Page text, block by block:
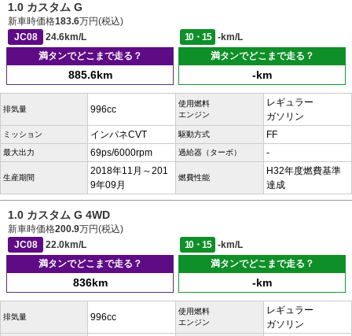
1.0 カスタム G
新車時価格183.6万円(税込)
JC08
24.6km/L 10・15
-km/L
満タンでどこまで走る？
885.6km
満タンでどこまで走る？
-km
排気量 996cc
使用燃料
エンジン
レギュラー
ガソリン
ミッション インパネCVT 駆動方式 FF
最大出力 69ps/6000rpm 過給器（ターボ） -
生産期間
2018年11月～201
9年09月
燃費性能
H32年度燃費基準
達成
1.0 カスタム G 4WD
新車時価格200.9万円(税込)
JC08
22.0km/L 10・15
-km/L
満タンでどこまで走る？
836km
満タンでどこまで走る？
-km
排気量 996cc
使用燃料
エンジン
レギュラー
ガソリン